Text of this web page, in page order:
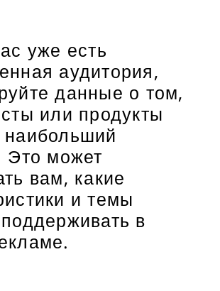
уже есть
аудитория,
данные о том,
или продукты
Это может
вам, какие
и темы
в